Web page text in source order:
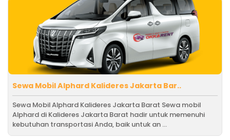
Sewa Mobil Alphard Kalideres Jakarta Bar..
Sewa Mobil Alphard Kalideres Jakarta Barat Sewa mobil
Alphard di Kalideres Jakarta Barat hadir untuk memenuhi
kebutuhan transportasi Anda, baik untuk an ...